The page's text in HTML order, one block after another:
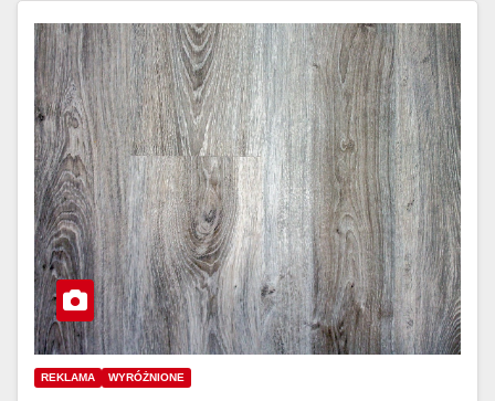
REKLAMA WYRÓŻNIONE